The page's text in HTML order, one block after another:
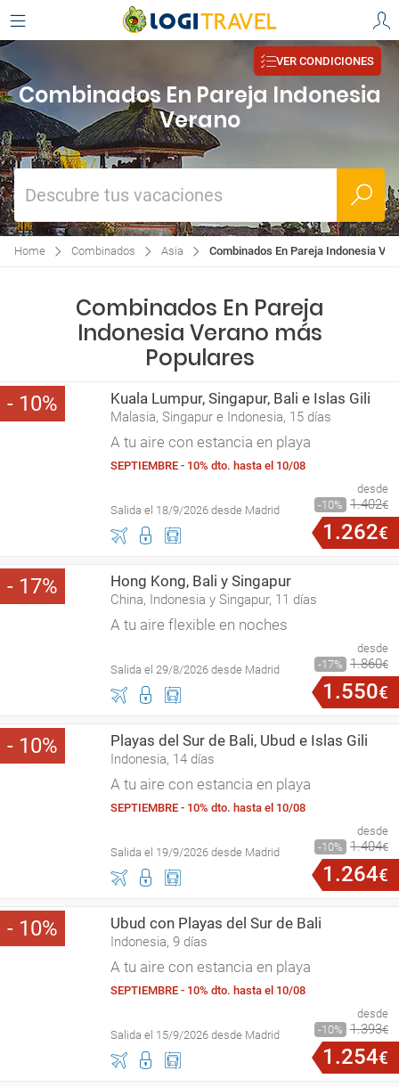
VER CONDICIONES
Combinados En Pareja Indonesia
Verano
Descubre tus vacaciones
Home Combinados Asia Combinados En Pareja Indonesia
Combinados En Pareja
Indonesia Verano más
Populares
10 Kuala Lumpur, Singapur, Bali e Islas Gili
Malasia, Singapur e Indonesia, 15 días
A tu aire con estancia en playa
SEPTIEMBRE - 10% dto. hasta el 10/08
Salida el 18/9/2026 desde Madrid
desde
10
1.402€
1 .262€
17 Hong Kong, Bali y Singapur
China, Indonesia y Singapur, 11 días
A tu aire flexible en noches
Salida el 29/8/2026 desde Madrid
desde
17
1.860€
1 .550€
10 Playas del Sur de Bali, Ubud e Islas Gili
Indonesia, 14 días
A tu aire con estancia en playa
SEPTIEMBRE - 10% dto. hasta el 10/08
Salida el 19/9/2026 desde Madrid
desde
10
1.404€
1 .264€
10 Ubud con Playas del Sur de Bali
Indonesia, 9 días
A tu aire con estancia en playa
SEPTIEMBRE - 10% dto. hasta el 10/08
Salida el 15/9/2026 desde Madrid
desde
10
1.393€
1 .254€